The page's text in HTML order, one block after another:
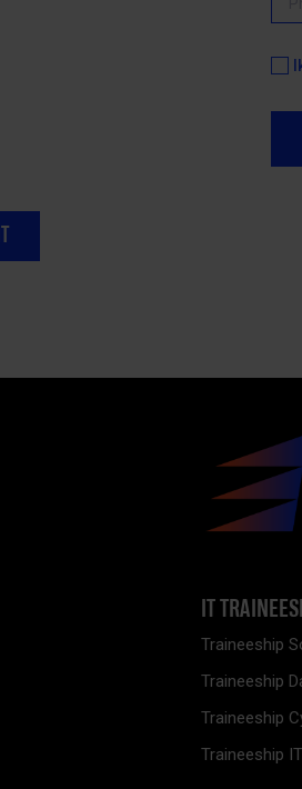
IT
Traineeship
Traineeship
Traineeship
Traineeship